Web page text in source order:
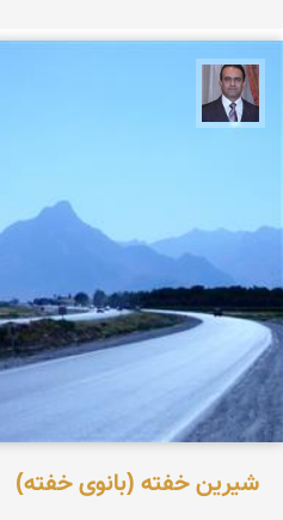
شیرین خفته (بانوی خفته)